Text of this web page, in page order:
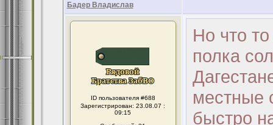
Бадер Владислав
ID пользователя #688
Зарегистрирован: 23.08.07 :
09:15
Но что
полка
местные
быстро